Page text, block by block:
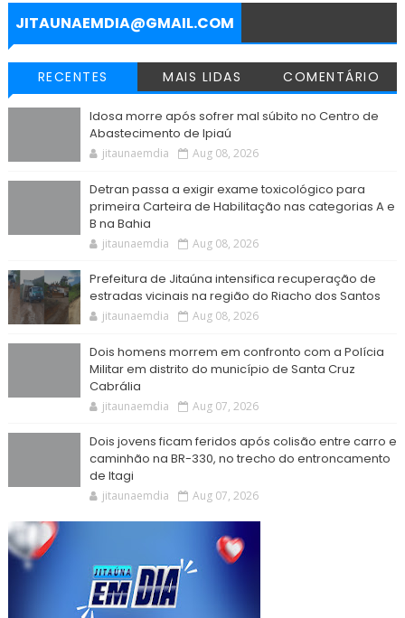
k
p
m
e
r
JITAUNAEMDIA@GMAIL.COM
RECENTES MAIS LIDAS COMENTÁRIO
Idosa morre após sofrer mal súbito no Centro de
Abastecimento de Ipiaú
jitaunaemdia Aug 08, 2026
Detran passa a exigir exame toxicológico para
primeira Carteira de Habilitação nas categorias A e
B na Bahia
jitaunaemdia Aug 08, 2026
Prefeitura de Jitaúna intensifica recuperação de
estradas vicinais na região do Riacho dos Santos
jitaunaemdia Aug 08, 2026
Dois homens morrem em confronto com a Polícia
Militar em distrito do município de Santa Cruz
Cabrália
jitaunaemdia Aug 07, 2026
Dois jovens ficam feridos após colisão entre carro e
caminhão na BR-330, no trecho do entroncamento
de Itagi
jitaunaemdia Aug 07, 2026